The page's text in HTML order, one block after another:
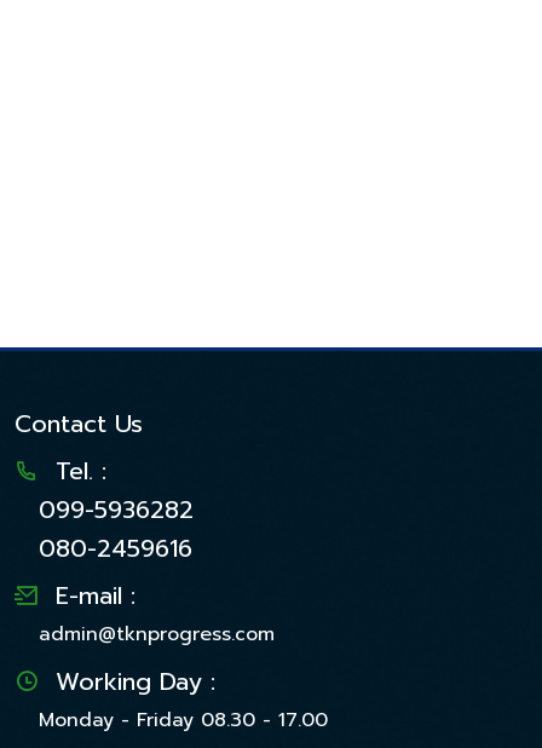
Contact Us
Tel. :
099-5936282
080-2459616
E-mail :
admin@tknprogress.com
Working Day :
Monday - Friday 08.30 - 17.00